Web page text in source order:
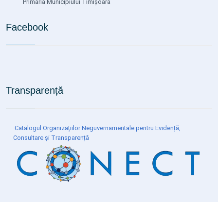
Primăria Municipiului Timișoara
Facebook
Transparență
Catalogul Organizațiilor Neguvernamentale pentru Evidență,
Consultare și Transparență